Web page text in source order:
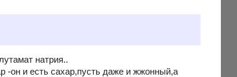
натрия..
-он и есть сахар,пусть даже и жжонный,а